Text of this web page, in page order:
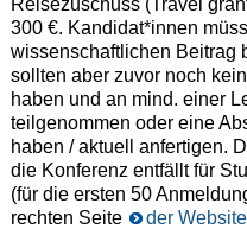
300 €. Kandidat*innen
wissenschaftlichen Beitrag
sollten aber zuvor noch
haben und an mind. einer
teilgenommen oder eine
haben / aktuell anfertigen.
die Konferenz entfällt für
(für die ersten 50
rechten Seite
der Website